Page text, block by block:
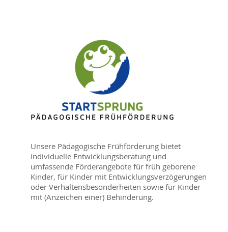
​Unsere Pädagogische Frühförderung bietet
individuelle Entwicklungsberatung und
umfassende Förderangebote für früh geborene
Kinder, für Kinder mit Entwicklungsverzögerungen
oder Verhaltensbesonderheiten sowie für Kinder
mit (Anzeichen einer) Behinderung.